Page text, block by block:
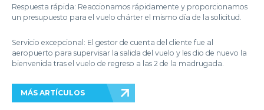
Respuesta rápida: Reaccionamos rápidamente y proporcionamos
un presupuesto para el vuelo chárter el mismo día de la solicitud.
Servicio excepcional: El gestor de cuenta del cliente fue al
aeropuerto para supervisar la salida del vuelo y les dio de nuevo la
bienvenida tras el vuelo de regreso a las 2 de la madrugada.
MÁS ARTÍCULOS